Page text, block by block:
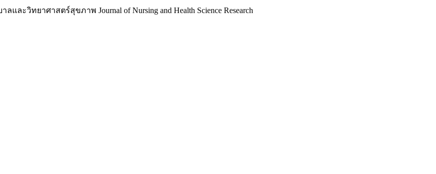
วิทยาศาสตร์สุขภาพ Journal of Nursing and Health Science Research